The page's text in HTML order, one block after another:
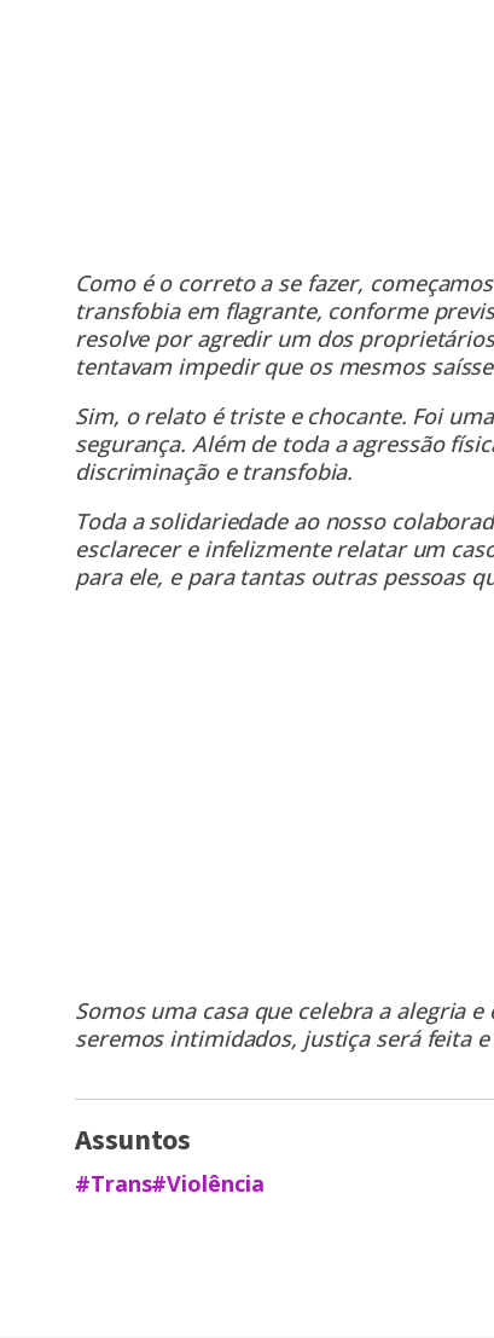
Como é o correto a se fazer,
transfobia em flagrante, conforme
resolve por agredir um dos
tentavam impedir que os mesmos
Sim, o relato é triste e chocante. Foi
segurança. Além de toda a agressão
discriminação e transfobia.
Toda a solidariedade ao nosso
esclarecer e infelizmente relatar um
para ele, e para tantas outras pessoas
Somos uma casa que celebra a alegria
seremos intimidados, justiça será feita
Assuntos
#Trans#Violência